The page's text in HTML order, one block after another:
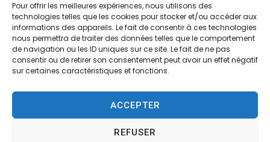
Pour offrir les meilleures expériences, nous utilisons des
technologies telles que les cookies pour stocker et/ou accéder aux
informations des appareils. Le fait de consentir à ces technologies
nous permettra de traiter des données telles que le comportement
de navigation ou les ID uniques sur ce site. Le fait de ne pas
consentir ou de retirer son consentement peut avoir un effet négatif
sur certaines caractéristiques et fonctions.
ACCEPTER
REFUSER
Mairie d'Écommoy
Place du Général de Gaulle,